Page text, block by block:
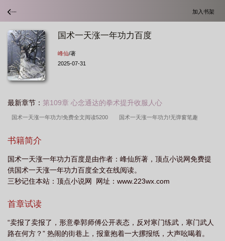
加入书架
国术一天涨一年功力百度
峰仙/著
2025-07-31
最新章节： 第109章 心念通达的拳术提升收服人心
国术一天涨一年功力!免费全文阅读5200 国术一天涨一年功力!无弹窗笔趣
版 国术一天涨一年功力!笔趣阁最新章节
节 国术一天涨一年功力顶点 国术一天涨一年功力!原著 国术一天涨一年功
力!全本完结免费 国术一天涨一年功力!无错版
力txt 国术一天涨一年功力!笔趣阁无错版
术一天涨一年功力!最新章节在线阅读 国术一天涨一年功力!全文在线 国术一天
涨一年功力!峰仙 国术一天涨一年功力!在线阅读免费完整版 国术一天涨一年功
书籍简介
国术一天涨一年功力百度是由作者：峰仙所著，顶点小说网免费提
供国术一天涨一年功力百度全文在线阅读。
三秒记住本站：顶点小说网 网址：www.223wx.com
首章试读
“卖报了卖报了，形意拳郭师傅公开表态，反对寒门练武，寒门武人
路在何方？” 热闹的街巷上，报童抱着一大摞报纸，大声吆喝着。